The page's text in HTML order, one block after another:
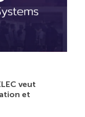
veut
et